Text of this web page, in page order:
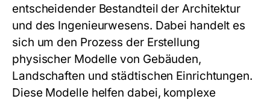
entscheidender Bestandteil der Architektur
und des Ingenieurwesens. Dabei handelt es
sich um den Prozess der Erstellung
physischer Modelle von Gebäuden,
Landschaften und städtischen Einrichtungen.
Diese Modelle helfen dabei, komplexe